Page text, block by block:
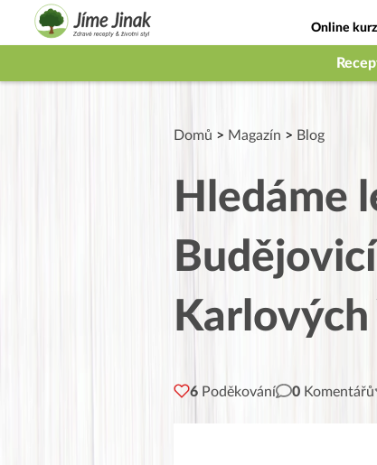
Online
Jak na
Domů > Magazín > Blog
Hledáme
Karlových
6 Poděkování 0 Komentářů